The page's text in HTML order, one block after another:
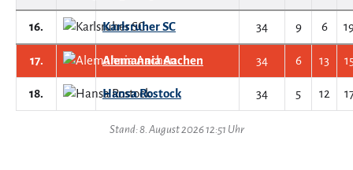
16. Karlsruher SC 34 9 6
17. Alemannia Aachen 34 6 13
18. Hansa Rostock 34 5 12
Stand: 8. August 2026 12:51 Uhr